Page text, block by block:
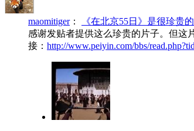
maomitiger：
《在北京55日》是很珍贵
感谢发贴者提供这么珍贵的片子。但这
接： http://www.peiyin.com/bbs/